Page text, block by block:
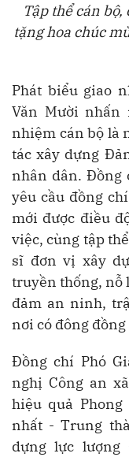
Tập thể cán
tặng hoa chúc
Phát biểu giao
Văn Mười nhấn
nhiệm cán bộ là
tác xây dựng
nhân dân. Đồng
yêu cầu đồng
mới được điều
việc, cùng tập
sĩ đơn vị xây
truyền thống, nỗ
đảm an ninh,
nơi có đông
Đồng chí Phó
nghị Công an
hiệu quả
nhất - Trung
dựng lực lượng